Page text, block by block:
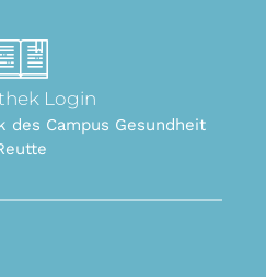
Login
des Campus Gesundheit